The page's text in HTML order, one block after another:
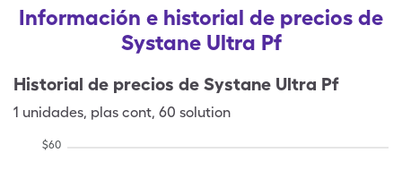
Información e historial de precios de
Systane Ultra Pf
Historial de precios de Systane Ultra Pf
1 unidades, plas cont, 60 solution
$60